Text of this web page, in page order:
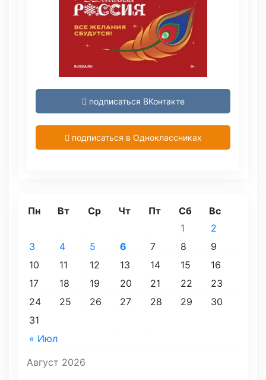
подписаться ВКонтакте
подписаться в Одноклассниках
Август 2026
Пн Вт Ср Чт Пт Сб Вс
« Июл
1
2
3
4 5 6 7 8
9
10
11 12 13 14 15
16
17
18 19 20 21 22
23
24
25 26 27 28 29
30
31